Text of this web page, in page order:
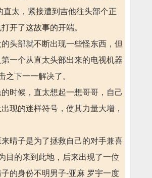
直太，紧接遭到吉他往头部个正
开了这故事的开端。
头部就不断出现一些怪东西，但
一个从直太头部出来的电视机器
之下一一解决了。
时候，直太想起一想哥哥，自己
现的迷样符号，使其力量大增，
晴子是为了拯救自己的对手兼喜
目的来到此地，后来出现了一位
的身份不明男子-亚麻 罗宇一度